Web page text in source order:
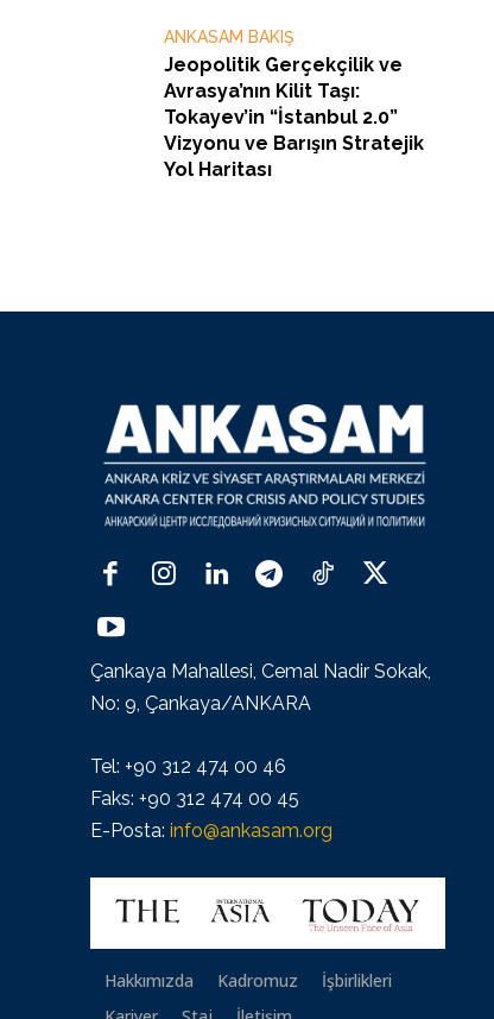
ANKASAM BAKIŞ
Jeopolitik Gerçekçilik ve
Avrasya’nın Kilit Taşı:
Tokayev’in “İstanbul 2.0”
Vizyonu ve Barışın Stratejik
Yol Haritası
Çankaya Mahallesi, Cemal Nadir Sokak,
No: 9, Çankaya/ANKARA
Tel: +90 312 474 00 46
Faks: +90 312 474 00 45
E-Posta: info@ankasam.org
Hakkımızda Kadromuz
İşbirlikleri